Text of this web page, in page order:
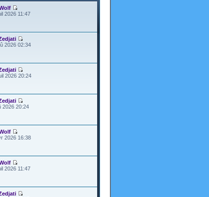
2026 11:47
2026 02:34
2026 20:24
2026 20:24
2026 16:38
2026 11:47